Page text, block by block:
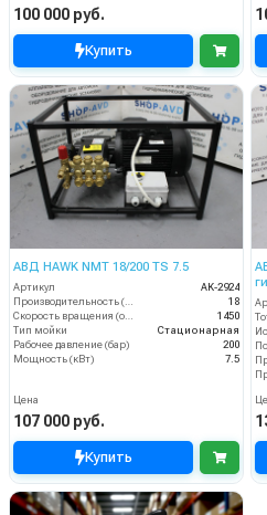
100 000 руб.
Купить
АВД HAWK NMT 18/200 TS 7.5
Артикул
AK-2924
18
1450
Тип мойки
Стационарная
Рабочее давление (бар)
200
Мощность (кВт)
7.5
Цена
107 000 руб.
Купить